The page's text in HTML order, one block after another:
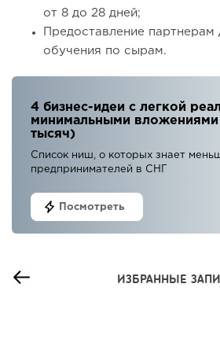
от 8 до 28 дней;
Предоставление
обучения по сырам.
4 бизнес-идеи с легкой
минимальными
тысяч)
Список ниш, о которых знает
предпринимателей в СНГ
Посмотреть
ИЗБРАННЫЕ